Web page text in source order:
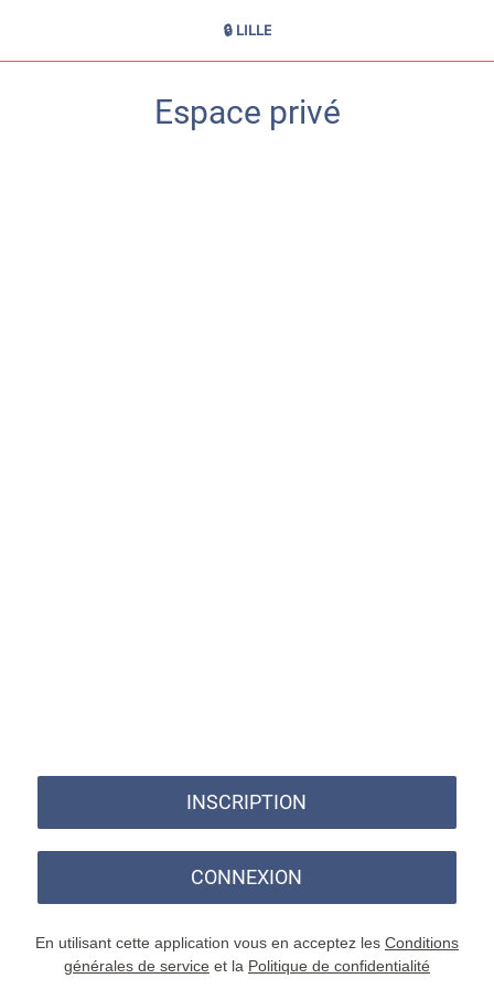
🔒 LILLE
Espace privé
INSCRIPTION
CONNEXION
En utilisant cette application vous en acceptez les Conditions
générales de service et la Politique de confidentialité